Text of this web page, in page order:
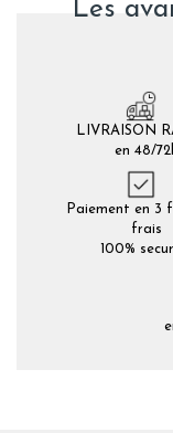
Les
LIVRAISON
en 48/
Paiement en 3
frais
100%